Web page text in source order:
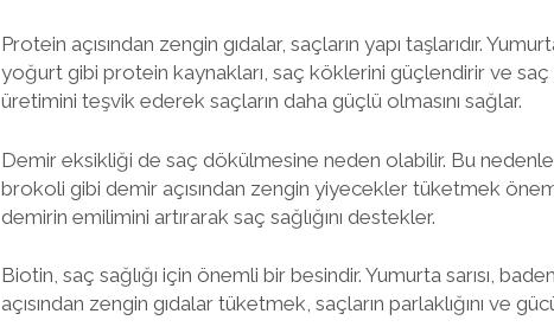
Protein açısından zengin gıdalar, saçların yapı taşlarıdır.
yoğurt gibi protein kaynakları, saç köklerini güçlendirir ve saç
üretimini teşvik ederek saçların daha güçlü olmasını sağlar.
Demir eksikliği de saç dökülmesine neden olabilir. Bu nedenle,
brokoli gibi demir açısından zengin yiyecekler tüketmek
demirin emilimini artırarak saç sağlığını destekler.
Biotin, saç sağlığı için önemli bir besindir. Yumurta sarısı,
açısından zengin gıdalar tüketmek, saçların parlaklığını ve